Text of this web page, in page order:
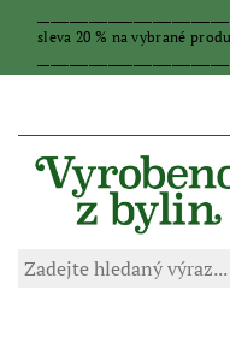
sleva 20 % na vybrané